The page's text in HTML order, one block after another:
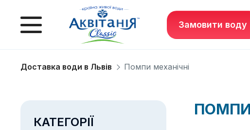
Замовити воду
Доставка води в Львів Помпи механічні
КАТЕГОРІЇ
ПОМПИ